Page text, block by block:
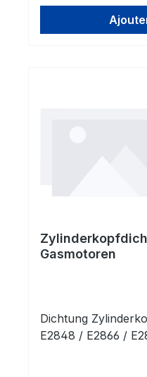
Schmierung. Sehr
unseren Ventilen,
Gasmotoren
Dichtung
E2848 / E2866 /